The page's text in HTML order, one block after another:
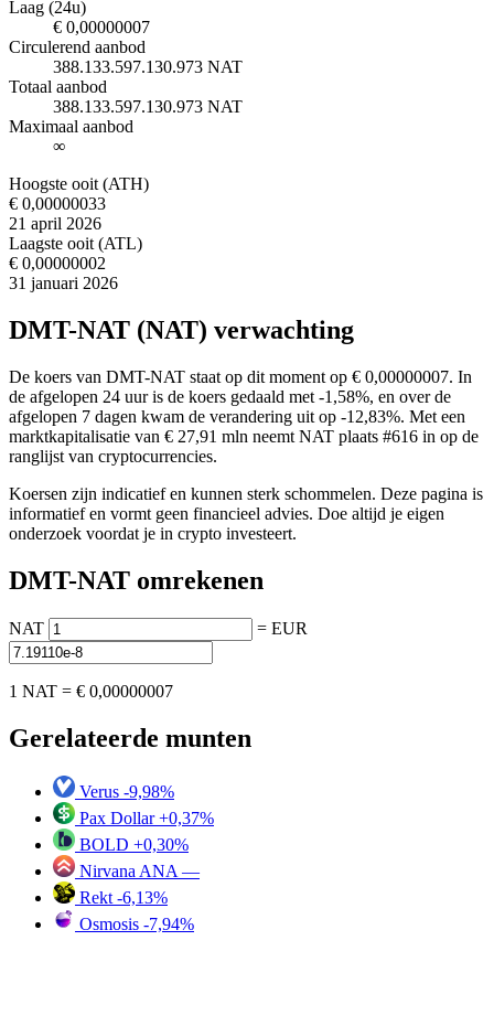
Laag (24u)
€ 0,00000007
Circulerend aanbod
388.133.597.130.973 NAT
Totaal aanbod
388.133.597.130.973 NAT
Maximaal aanbod
∞
Hoogste ooit (ATH)
€ 0,00000033
21 april 2026
Laagste ooit (ATL)
€ 0,00000002
31 januari 2026
DMT-NAT (NAT) verwachting
De koers van DMT-NAT staat op dit moment op € 0,00000007. In
de afgelopen 24 uur is de koers gedaald met -1,58%, en over de
afgelopen 7 dagen kwam de verandering uit op -12,83%. Met een
marktkapitalisatie van € 27,91 mln neemt NAT plaats #616 in op de
ranglijst van cryptocurrencies.
Koersen zijn indicatief en kunnen sterk schommelen. Deze pagina is
informatief en vormt geen financieel advies. Doe altijd je eigen
onderzoek voordat je in crypto investeert.
DMT-NAT omrekenen
NAT = EUR
1 NAT = € 0,00000007
Gerelateerde munten
Verus -9,98%
Pax Dollar +0,37%
BOLD +0,30%
Nirvana ANA —
Rekt -6,13%
Osmosis -7,94%